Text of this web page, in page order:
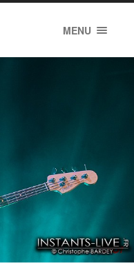
MENU